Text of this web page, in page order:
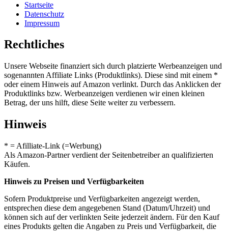
Startseite
Datenschutz
Impressum
Rechtliches
Unsere Webseite finanziert sich durch platzierte Werbeanzeigen und
sogenannten Affiliate Links (Produktlinks). Diese sind mit einem *
oder einem Hinweis auf Amazon verlinkt. Durch das Anklicken der
Produktlinks bzw. Werbeanzeigen verdienen wir einen kleinen
Betrag, der uns hilft, diese Seite weiter zu verbessern.
Hinweis
* = Afilliate-Link (=Werbung)
Als Amazon-Partner verdient der Seitenbetreiber an qualifizierten
Käufen.
Hinweis zu Preisen und Verfügbarkeiten
Sofern Produktpreise und Verfügbarkeiten angezeigt werden,
entsprechen diese dem angegebenen Stand (Datum/Uhrzeit) und
können sich auf der verlinkten Seite jederzeit ändern. Für den Kauf
eines Produkts gelten die Angaben zu Preis und Verfügbarkeit, die